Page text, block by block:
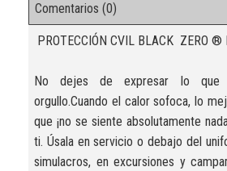
Comentarios (0)
PROTECCIÓN CVIL BLACK ZERO ®
No dejes de expresar lo que
orgullo.Cuando el calor sofoca, lo
que ¡no se siente absolutamente
ti. Úsala en servicio o debajo del
simulacros, en excursiones y